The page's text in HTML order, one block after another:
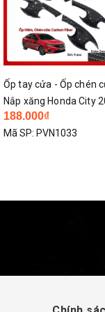
Ốp tay cửa - Ốp chén
Nắp xăng Honda City
- 2020 Carbon cao cấp
188.000₫
Mã SP: PVN1033